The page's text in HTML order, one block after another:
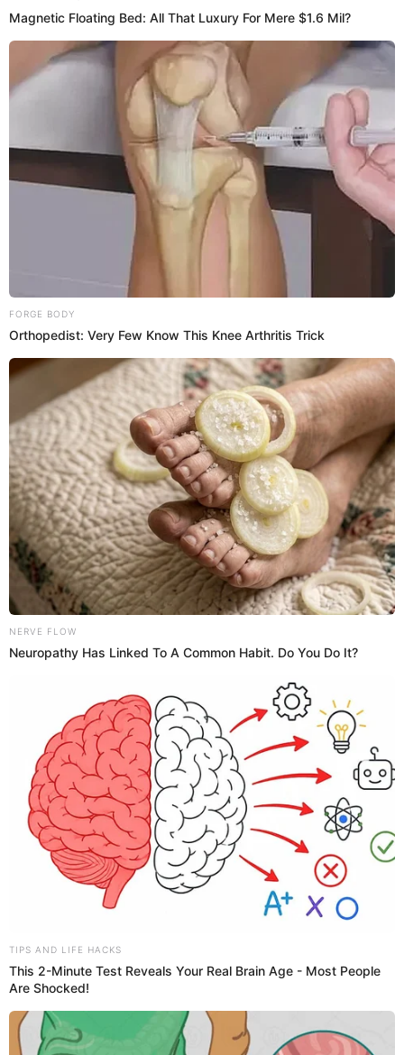
conductor durante operativo: ATU solicita
SANCIÓN EJEMPLAR contra responsable
ATU condena enérgicamente el atropello y exige "todo el peso de la
ley" para el responsable, identificado como Brandon León, de 32
años.
Alannis Castañeda
Sutran
08 Ene 2026 | 9:46 h
¡Evita las multas! Sutrán revela la LISTA de
vehículos que deberán pasar revisión técnica
durante enero y febrero
Sutrán busca garantizar que los vehículos circulen en condiciones
seguras y adecuadas, reduciendo el riesgo de accidentes
mecánicos.
Alannis Castañeda
Sutran